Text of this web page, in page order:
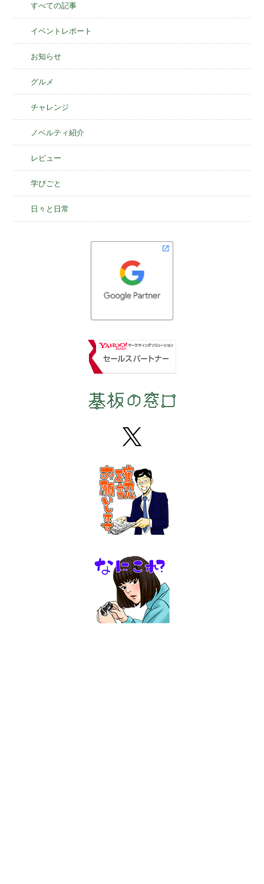
すべての記事
イベントレポート
お知らせ
グルメ
チャレンジ
ノベルティ紹介
レビュー
学びごと
日々と日常